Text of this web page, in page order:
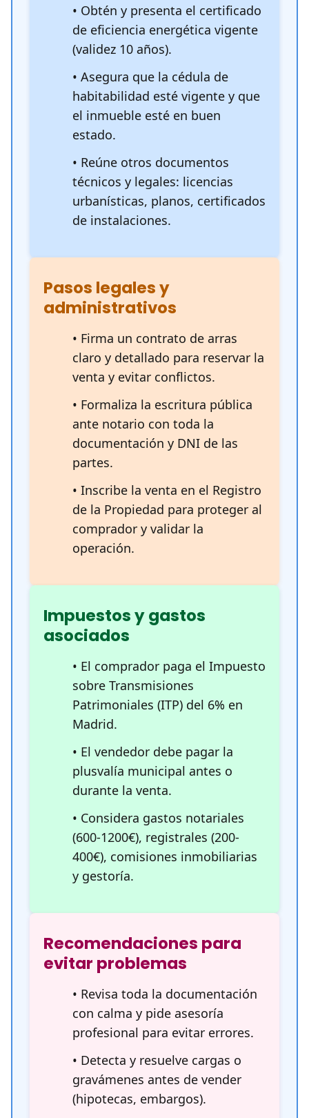
• Obtén y presenta el certificado
de eficiencia energética vigente
(validez 10 años).
• Asegura que la cédula de
habitabilidad esté vigente y que
el inmueble esté en buen
estado.
• Reúne otros documentos
técnicos y legales: licencias
urbanísticas, planos, certificados
de instalaciones.
Pasos legales y
administrativos
• Firma un contrato de arras
claro y detallado para reservar la
venta y evitar conflictos.
• Formaliza la escritura pública
ante notario con toda la
documentación y DNI de las
partes.
• Inscribe la venta en el Registro
de la Propiedad para proteger al
comprador y validar la
operación.
Impuestos y gastos
asociados
• El comprador paga el Impuesto
sobre Transmisiones
Patrimoniales (ITP) del 6% en
Madrid.
• El vendedor debe pagar la
plusvalía municipal antes o
durante la venta.
• Considera gastos notariales
(600-1200€), registrales (200-
400€), comisiones inmobiliarias
y gestoría.
Recomendaciones para
evitar problemas
• Revisa toda la documentación
con calma y pide asesoría
profesional para evitar errores.
• Detecta y resuelve cargas o
gravámenes antes de vender
(hipotecas, embargos).